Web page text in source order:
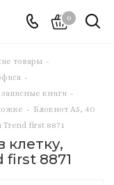
0
товары -
-
книги -
- Блокнот А5, 40
Trend first 8871
клетку,
8871